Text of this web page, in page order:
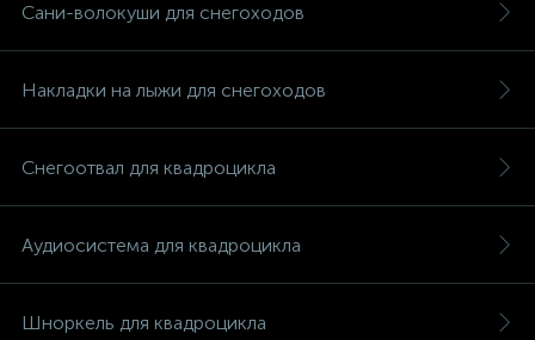
Сани-волокуши для снегоходов
Накладки на лыжи для снегоходов
Снегоотвал для квадроцикла
Аудиосистема для квадроцикла
Шноркель для квадроцикла